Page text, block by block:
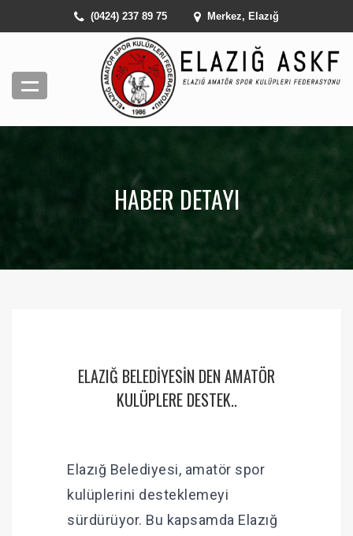
(0424) 237 89 75 Merkez, Elazığ
HABER DETAYI
ELAZIĞ BELEDİYESİN DEN AMATÖR
KULÜPLERE DESTEK..
Elazığ Belediyesi, amatör spor
kulüplerini desteklemeyi
sürdürüyor. Bu kapsamda Elazığ